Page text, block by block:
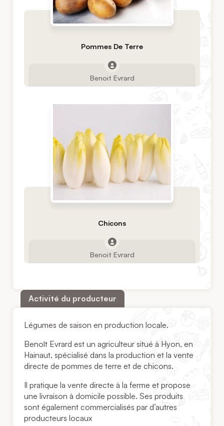
Pommes De Terre
Benoit Evrard
Chicons
Benoit Evrard
Activité du producteur
Légumes de saison en production locale.
Benoît Evrard est un agriculteur situé à Hyon, en
Hainaut, spécialisé dans la production et la vente
directe de pommes de terre et de chicons.
Il pratique la vente directe à la ferme et propose
une livraison à domicile possible. Ses produits
sont également commercialisés par d’autres
producteurs locaux